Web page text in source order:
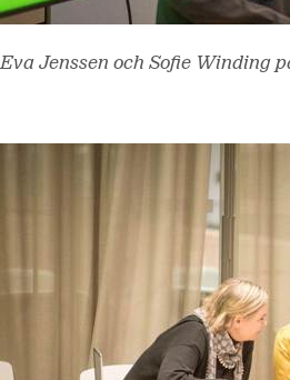
Eva Jenssen och Sofie Winding